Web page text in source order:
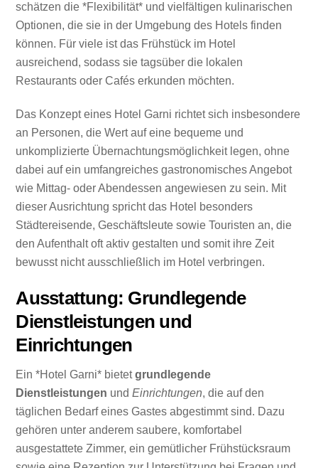
schätzen die *Flexibilität* und vielfältigen kulinarischen
Optionen, die sie in der Umgebung des Hotels finden
können. Für viele ist das Frühstück im Hotel
ausreichend, sodass sie tagsüber die lokalen
Restaurants oder Cafés erkunden möchten.
Das Konzept eines Hotel Garni richtet sich insbesondere
an Personen, die Wert auf eine bequeme und
unkomplizierte Übernachtungsmöglichkeit legen, ohne
dabei auf ein umfangreiches gastronomisches Angebot
wie Mittag- oder Abendessen angewiesen zu sein. Mit
dieser Ausrichtung spricht das Hotel besonders
Städtereisende, Geschäftsleute sowie Touristen an, die
den Aufenthalt oft aktiv gestalten und somit ihre Zeit
bewusst nicht ausschließlich im Hotel verbringen.
Ausstattung: Grundlegende
Dienstleistungen und
Einrichtungen
Ein *Hotel Garni* bietetgrundlegende
Dienstleistungen undEinrichtungen, die auf den
täglichen Bedarf eines Gastes abgestimmt sind. Dazu
gehören unter anderem saubere, komfortabel
ausgestattete Zimmer, ein gemütlicher Frühstücksraum